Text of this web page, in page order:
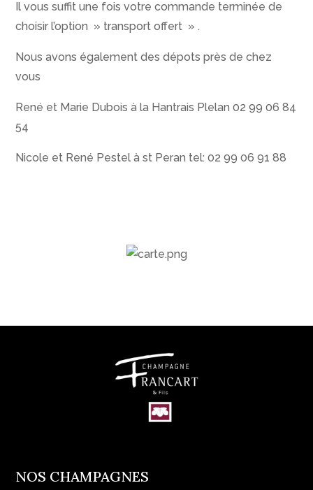
Il vous suffit une fois votre commande terminée de
choisir l’option » transport offert » .
Nous avons également des dépots près de chez
vous
René et Marie Dubois à la Hantrais Plelan 02 99 06 84
54
Nicole et René Pestel à st Peran tel: 02 99 06 91 88
NOS CHAMPAGNES